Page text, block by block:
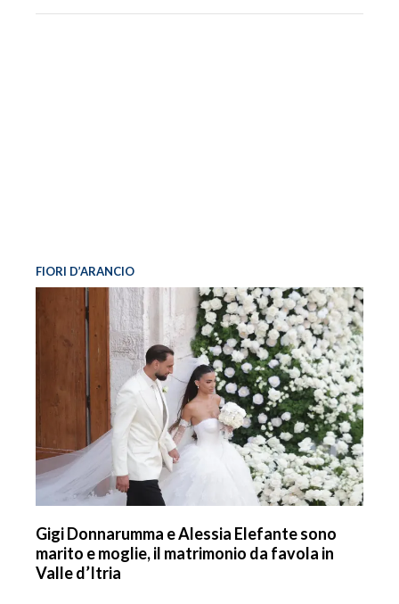
FIORI D’ARANCIO
Gigi Donnarumma e Alessia Elefante sono
marito e moglie, il matrimonio da favola in
Valle d’Itria